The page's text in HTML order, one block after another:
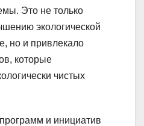
Это не только
экологической
но и привлекало
которые
чистых
и инициатив